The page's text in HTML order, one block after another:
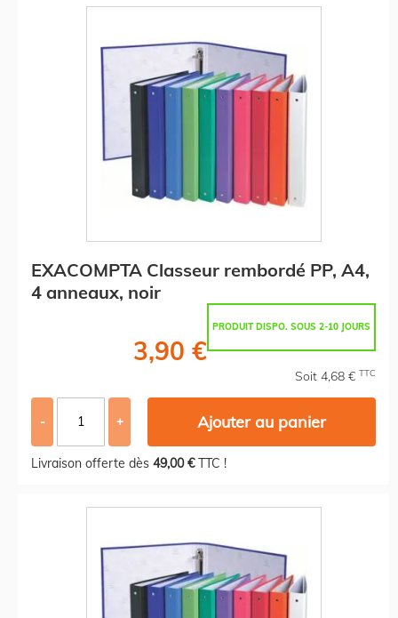
EXACOMPTA Classeur rembordé PP, A4,
4 anneaux, noir
PRODUIT DISPO. SOUS 2-10 JOURS
3,90 €
Soit 4,68 € TTC
- + Ajouter au panier
Livraison offerte dès 49,00 €TTC !